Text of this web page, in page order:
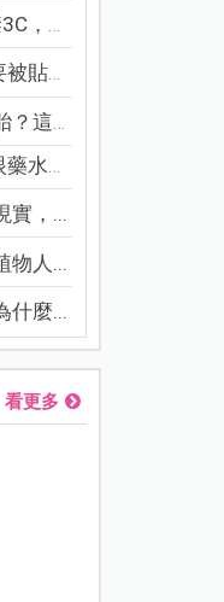
看...
「...
這8...
納...
實，...
物人...
什麼...
看更多